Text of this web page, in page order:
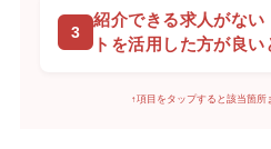
紹介できる求人がな
トを活用した方が良
↑項目をタップすると該当箇所